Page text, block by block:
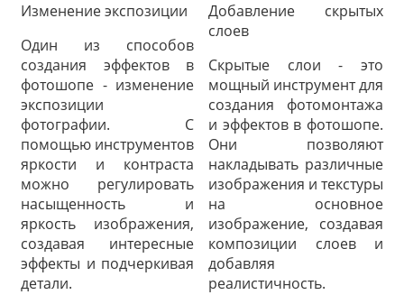
Изменение экспозиции
Один из способов
создания эффектов в
фотошопе - изменение
экспозиции
фотографии. С
помощью инструментов
яркости и контраста
можно регулировать
насыщенность и
яркость изображения,
создавая интересные
эффекты и подчеркивая
детали.
Добавление скрытых
слоев
Скрытые слои - это
мощный инструмент для
создания фотомонтажа
и эффектов в фотошопе.
Они позволяют
накладывать различные
изображения и текстуры
на основное
изображение, создавая
композиции слоев и
добавляя
реалистичность.